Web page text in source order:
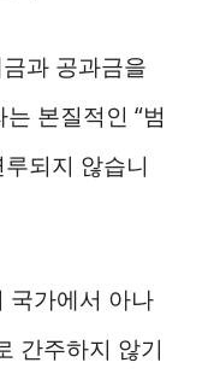
과 공과금을
본질적인 “범
되지 않습니
국가에서 아나
간주하지 않기